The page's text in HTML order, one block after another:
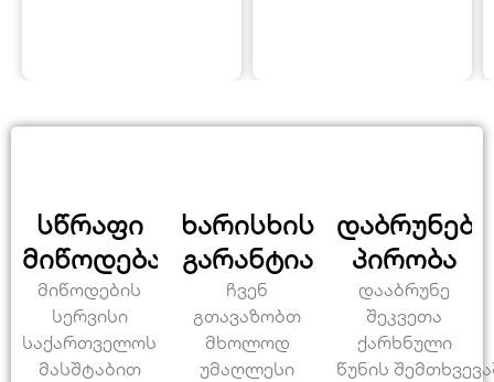
სწრაფი
მიწოდება
მიწოდების
სერვისი
საქართველოს
მასშტაბით
ხარისხის
გარანტია
ჩვენ
გთავაზობთ
მხოლოდ
უმაღლესი
პირობა
დააბრუნე
შეკვეთა
ქარხნული
წუნის